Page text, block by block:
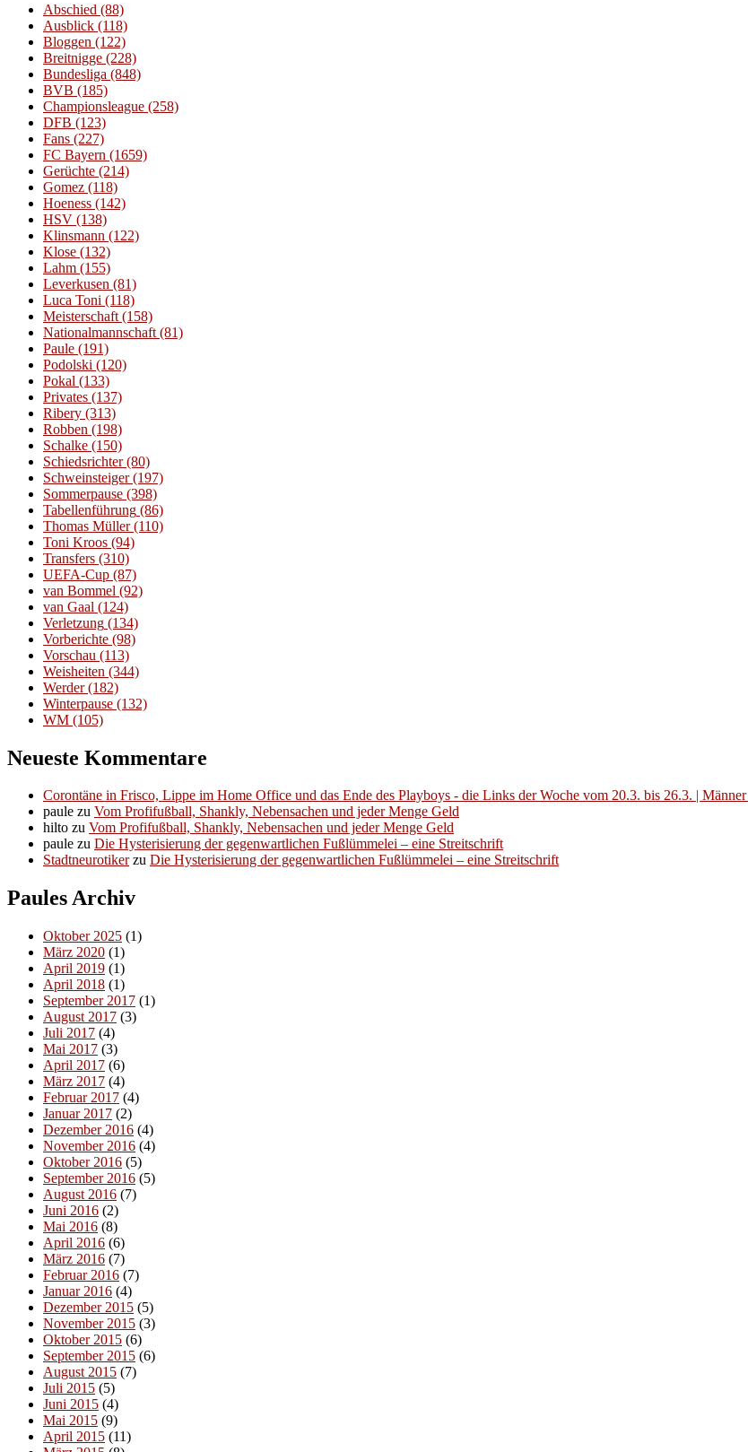
Abschied (88)
Ausblick (118)
Bloggen (122)
Breitnigge (228)
Bundesliga (848)
BVB (185)
Championsleague (258)
DFB (123)
Fans (227)
FC Bayern (1659)
Gerüchte (214)
Gomez (118)
Hoeness (142)
HSV (138)
Klinsmann (122)
Klose (132)
Lahm (155)
Leverkusen (81)
Luca Toni (118)
Meisterschaft (158)
Nationalmannschaft (81)
Paule (191)
Podolski (120)
Pokal (133)
Privates (137)
Ribery (313)
Robben (198)
Schalke (150)
Schiedsrichter(80)
Schweinsteiger(197)
Sommerpause (398)
Tabellenführung (86)
Thomas Müller(110)
Toni Kroos (94)
Transfers (310)
UEFA-Cup (87)
van Bommel (92)
van Gaal (124)
Verletzung (134)
Vorberichte (98)
Vorschau (113)
Weisheiten (344)
Werder(182)
Winterpause (132)
WM (105)
Neueste Kommentare
Corontäne in Frisco, Lippe im Home Office und das Ende des Playboys - die Links der Woche vom 20.3. bis 26.3. |
paule zu Vom Profifußball, Shankly, Nebensachen und jeder Menge Geld
hilto zu Vom Profifußball, Shankly, Nebensachen und jeder Menge Geld
paule zu Die Hysterisierung der gegenwartlichen Fußlümmelei – eine Streitschrift
Stadtneurotikerzu Die Hysterisierung der gegenwartlichen Fußlümmelei – eine Streitschrift
Paules Archiv
Oktober 2025 (1)
März 2020 (1)
April 2019 (1)
April 2018 (1)
September 2017 (1)
August 2017 (3)
Juli 2017 (4)
Mai 2017 (3)
April 2017 (6)
März 2017 (4)
Februar 2017 (4)
Januar 2017 (2)
Dezember 2016 (4)
November 2016 (4)
Oktober 2016 (5)
September 2016 (5)
August 2016 (7)
Juni 2016 (2)
Mai 2016 (8)
April 2016 (6)
März 2016 (7)
Februar 2016 (7)
Januar 2016 (4)
Dezember 2015 (5)
November 2015 (3)
Oktober 2015 (6)
September 2015 (6)
August 2015 (7)
Juli 2015 (5)
Juni 2015 (4)
Mai 2015 (9)
April 2015 (11)